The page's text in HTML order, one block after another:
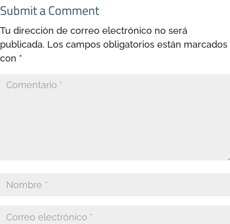
Submit a Comment
Tu dirección de correo electrónico no será
publicada. Los campos obligatorios están marcados
con *